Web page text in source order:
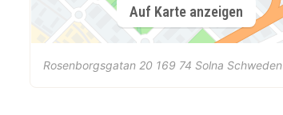
Auf Karte anzeigen
Rosenborgsgatan 20 169 74 Solna Schweden